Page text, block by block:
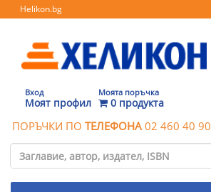
Helikon.bg
Вход
Моят профил
Моята поръчка
0 продукта
ПОРЪЧКИ ПО ТЕЛЕФОНА 02 460 40 90